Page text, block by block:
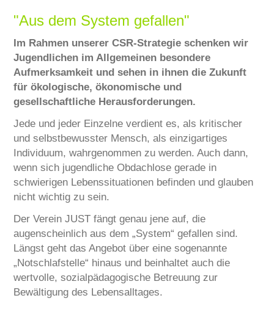
"Aus dem System gefallen"
Im Rahmen unserer CSR-Strategie schenken wir
Jugendlichen im Allgemeinen besondere
Aufmerksamkeit und sehen in ihnen die Zukunft
für ökologische, ökonomische und
gesellschaftliche Herausforderungen.
Jede und jeder Einzelne verdient es, als kritischer
und selbstbewusster Mensch, als einzigartiges
Individuum, wahrgenommen zu werden. Auch dann,
wenn sich jugendliche Obdachlose gerade in
schwierigen Lebenssituationen befinden und glauben
nicht wichtig zu sein.
Der Verein JUST fängt genau jene auf, die
augenscheinlich aus dem „System“ gefallen sind.
Längst geht das Angebot über eine sogenannte
„Notschlafstelle“ hinaus und beinhaltet auch die
wertvolle, sozialpädagogische Betreuung zur
Bewältigung des Lebensalltages.